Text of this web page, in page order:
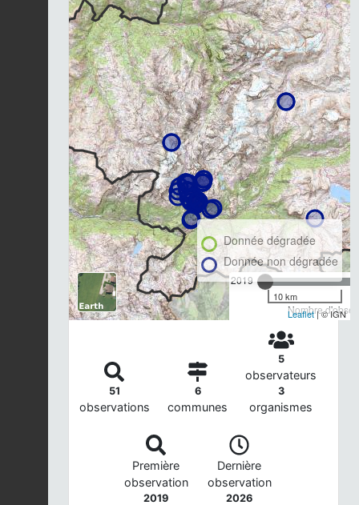
2019
Nombre
Donnée dégradée
Donnée non dégradée
10 km
Leaflet| © IGN
51
observations
6
communes
5
observateurs
3
organismes
Première
observation
2019
Dernière
observation
2026